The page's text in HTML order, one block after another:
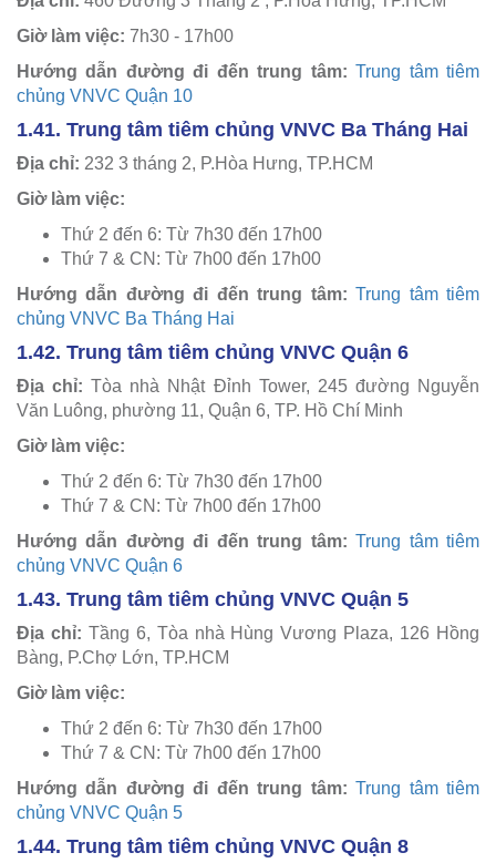
Giờ làm việc: 7h30 - 17h00
Hướng dẫn đường đi đến trung tâm:Trung tâm tiêm
chủng VNVC Quận 10
1.41. Trung tâm tiêm chủng VNVC Ba Tháng Hai
Địa chỉ: 232 3 tháng 2, P.Hòa Hưng, TP.HCM
Giờ làm việc:
Thứ 2 đến 6: Từ 7h30 đến 17h00
Thứ 7 & CN: Từ 7h00 đến 17h00
Hướng dẫn đường đi đến trung tâm:Trung tâm tiêm
chủng VNVC Ba Tháng Hai
1.42. Trung tâm tiêm chủng VNVC Quận 6
Địa chỉ:Tòa nhà Nhật Đỉnh Tower, 245 đường Nguyễn
Văn Luông, phường 11, Quận 6, TP. Hồ Chí Minh
Giờ làm việc:
Thứ 2 đến 6: Từ 7h30 đến 17h00
Thứ 7 & CN: Từ 7h00 đến 17h00
Hướng dẫn đường đi đến trung tâm:Trung tâm tiêm
chủng VNVC Quận 6
1.43. Trung tâm tiêm chủng VNVC Quận 5
Địa chỉ: Tầng 6, Tòa nhà Hùng Vương Plaza, 126 Hồng
Bàng, P.Chợ Lớn, TP.HCM
Giờ làm việc:
Thứ 2 đến 6: Từ 7h30 đến 17h00
Thứ 7 & CN: Từ 7h00 đến 17h00
Hướng dẫn đường đi đến trung tâm:Trung tâm tiêm
chủng VNVC Quận 5
1.44. Trung tâm tiêm chủng VNVC Quận 8